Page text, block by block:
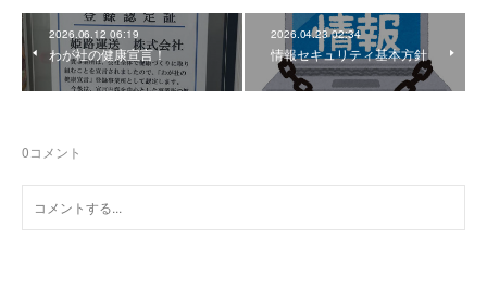
2026.06.12 06:19
わが社の健康宣言！
2026.04.23 02:34
情報セキュリティ基本方針
0コメント